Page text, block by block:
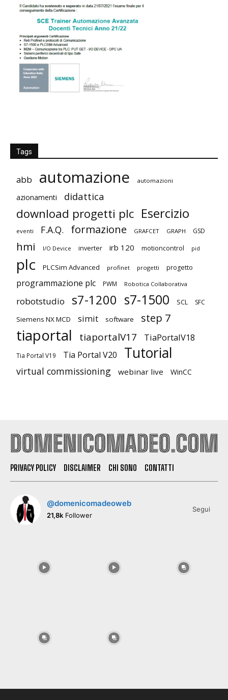
Tags
abb automazione automazioni
azionamenti didattica
download progetti plc Esercizio
eventi F.A.Q. formazione GRAFCET GRAPH GSD
hmi I/O Device inverter irb 120 motioncontrol pid
plc PLCSim Advanced profinet progetti progetto
programmazione plc PWM Robotica Collaborativa
robotstudio s7-1200 s7-1500 SCL SFC
Siemens NX MCD simit software step 7
tiaportal tiaportalV17 TiaPortalV18
Tia Portal V19 Tia Portal V20 Tutorial
virtual commissioning webinar live WinCC
PRIVACY POLICY DISCLAIMER CHI SONO CONTATTI
@domenicomadeoweb
21,8k Follower
Segui